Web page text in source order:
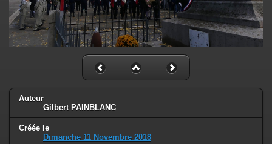
Auteur
Gilbert PAINBLANC
Créée le
Dimanche 11 Novembre 2018